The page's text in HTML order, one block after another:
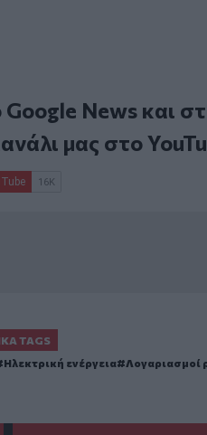
Google Newsκαι
μας στο
TAGS
Ηλεκτρική ενέργεια Λογαριασμοί